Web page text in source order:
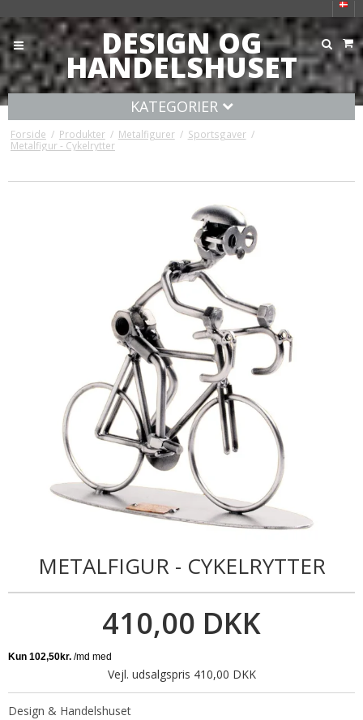
DESIGN OG
HANDELSHUSET
KATEGORIER
Forside / Produkter / Metalfigurer / Sportsgaver /
Metalfigur - Cykelrytter
METALFIGUR - CYKELRYTTER
410,00 DKK
Vejl. udsalgspris 410,00 DKK
Design & Handelshuset